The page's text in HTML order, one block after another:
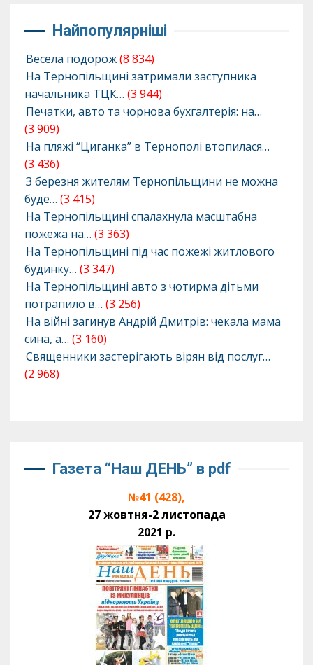
Найпопулярніші
Весела подорож(8 834)
На Тернопільщині затримали заступника
начальника ТЦК… (3 944)
Печатки, авто та чорнова бухгалтерія: на…
(3 909)
На пляжі “Циганка” в Тернополі втопилася…
(3 436)
З березня жителям Тернопільщини не можна
буде… (3 415)
На Тернопільщині спалахнула масштабна
пожежа на… (3 363)
На Тернопільщині під час пожежі житлового
будинку… (3 347)
На Тернопільщині авто з чотирма дітьми
потрапило в… (3 256)
На війні загинув Андрій Дмитрів: чекала мама
сина, а… (3 160)
Священники застерігають вірян від послуг…
(2 968)
Газета “Наш ДЕНЬ” в pdf
№41 (428),
27 жовтня-2 листопада
2021 р.